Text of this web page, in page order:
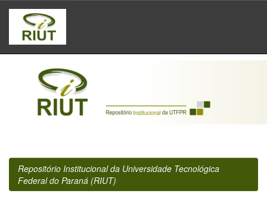
Skip
navigation
Repositório Institucional da Universidade Tecnológica
Federal do Paraná (RIUT)